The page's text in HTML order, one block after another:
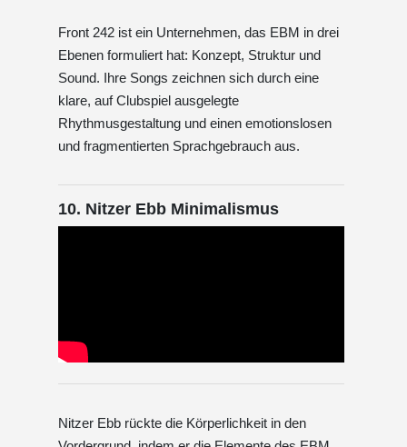
Front 242 ist ein Unternehmen, das EBM in drei
Ebenen formuliert hat: Konzept, Struktur und
Sound. Ihre Songs zeichnen sich durch eine
klare, auf Clubspiel ausgelegte
Rhythmusgestaltung und einen emotionslosen
und fragmentierten Sprachgebrauch aus.
10. Nitzer Ebb Minimalismus
Nitzer Ebb rückte die Körperlichkeit in den